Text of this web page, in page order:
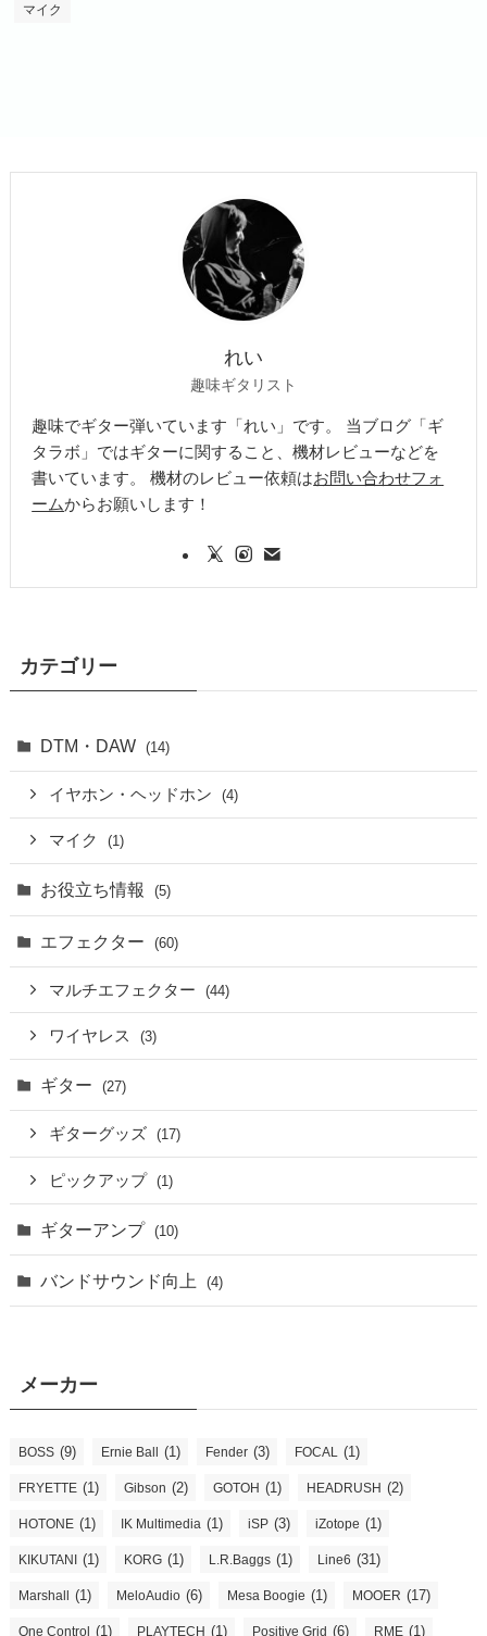
マイク
れい
趣味ギタリスト
趣味でギター弾いています「れい」です。 当ブログ「ギ
タラボ」ではギターに関すること、機材レビューなどを
書いています。 機材のレビュー依頼はお問い合わせフォ
ームからお願いします！
カテゴリー
DTM・DAW (14)
イヤホン・ヘッドホン (4)
マイク (1)
お役立ち情報 (5)
エフェクター (60)
マルチエフェクター (44)
ワイヤレス (3)
ギター (27)
ギターグッズ (17)
ピックアップ (1)
ギターアンプ (10)
バンドサウンド向上 (4)
メーカー
BOSS (9) Ernie Ball (1) Fender (3) FOCAL (1)
FRYETTE (1) Gibson (2) GOTOH (1) HEADRUSH (2)
HOTONE (1) IK Multimedia (1) iSP (3) iZotope (1)
KIKUTANI (1) KORG (1) L.R.Baggs (1) Line6 (31)
Marshall (1) MeloAudio (6) Mesa Boogie (1) MOOER (17)
One Control (1) PLAYTECH (1) Positive Grid (6) RME (1)